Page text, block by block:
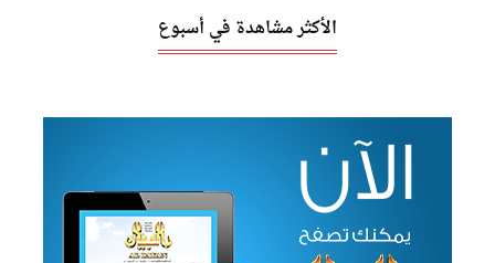
الأكثر مشاهدة في أسبوع